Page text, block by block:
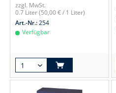
zzgl. MwSt.
0.7 Liter(50,00 € / 1 Liter)
Art.-Nr.:254
Verfügbar